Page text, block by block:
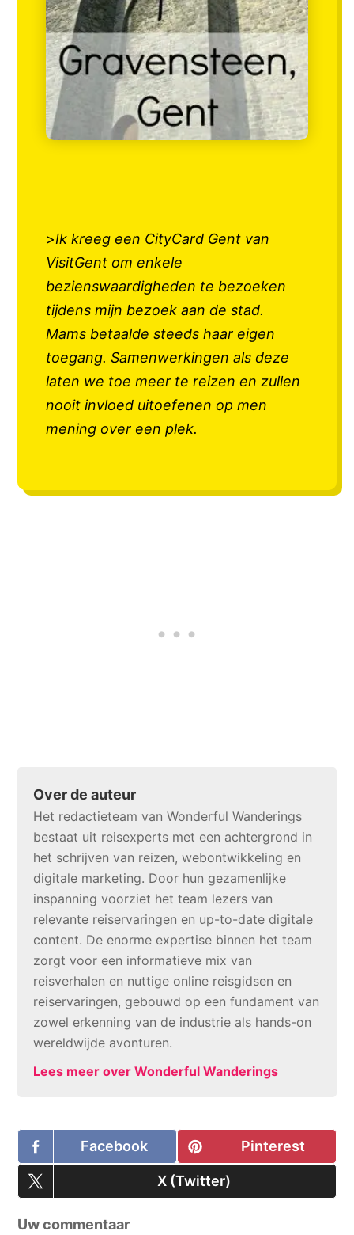
>Ik kreeg een CityCard Gent van
VisitGent om enkele
bezienswaardigheden te bezoeken
tijdens mijn bezoek aan de stad.
Mams betaalde steeds haar eigen
toegang. Samenwerkingen als deze
laten we toe meer te reizen en zullen
nooit invloed uitoefenen op men
mening over een plek.
Over de auteur
Het redactieteam van Wonderful Wanderings
bestaat uit reisexperts met een achtergrond in
het schrijven van reizen, webontwikkeling en
digitale marketing. Door hun gezamenlijke
inspanning voorziet het team lezers van
relevante reiservaringen en up-to-date digitale
content. De enorme expertise binnen het team
zorgt voor een informatieve mix van
reisverhalen en nuttige online reisgidsen en
reiservaringen, gebouwd op een fundament van
zowel erkenning van de industrie als hands-on
wereldwijde avonturen.
Lees meer over Wonderful Wanderings
Share
on
Facebook
Share
on
Pinterest
Share
on
X (Twitter)
Uw commentaar